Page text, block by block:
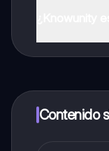
a determinadas
Contenido